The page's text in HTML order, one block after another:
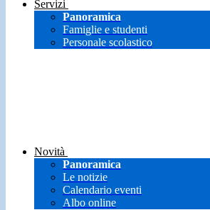
Servizi
Panoramica
Famiglie e studenti
Personale scolastico
Novità
Panoramica
Le notizie
Calendario eventi
Albo online